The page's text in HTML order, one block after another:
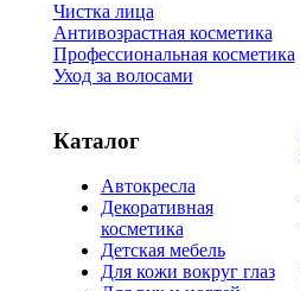
Чистка лица
Антивозрастная косметика
Профессиональная косметика
Уход за волосами
Каталог
Автокресла
Декоративная
косметика
Детская мебель
Для кожи вокруг глаз